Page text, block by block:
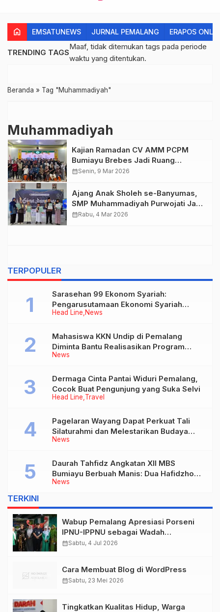
home EMSATUNEWS JURNAL PEMALANG ERAPOS
TRENDING TAGS
Maaf, tidak ditemukan tags pada periode
waktu yang ditentukan.
Beranda » Tag "Muhammadiyah"
Muhammadiyah
Kajian Ramadan CV AMM PCPM
Bumiayu Brebes Jadi Ruang
Penguatan Kolaborasi Amal Usaha
calendar_monthSenin, 9 Mar 2026
Ajang Anak Sholeh se-Banyumas,
SMP Muhammadiyah Purwojati Jadi
Pusat Syiar dan Prestasi
calendar_monthRabu, 4 Mar 2026
TERPOPULER
Head Line News
Sarasehan 99 Ekonom Syariah:
Pengarusutamaan Ekonomi Syariah
sebagai Pilar Baru Perekonomian
News
Mahasiswa KKN Undip di Pemalang
Diminta Bantu Realisasikan Program
Bupati di Desa-desa
Head Line Travel
Dermaga Cinta Pantai Widuri Pemalang,
Cocok Buat Pengunjung yang Suka Selvi
News
Pagelaran Wayang Dapat Perkuat Tali
Silaturahmi dan Melestarikan Budaya
Lokal
News
Daurah Tahfidz Angkatan XII MBS
Bumiayu Berbuah Manis: Dua Hafidzhoh
30 Juz Ditorehkan
TERKINI
Wabup Pemalang Apresiasi Porseni
IPNU-IPPNU sebagai Wadah
Pembinaan Generasi Muda
calendar_monthSabtu, 4 Jul 2026
Cara Membuat Blog di WordPress
calendar_monthSabtu, 23 Mei 2026
Tingkatkan Kualitas Hidup, Warga